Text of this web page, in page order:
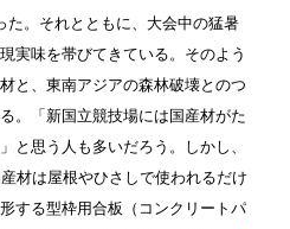
た。それとともに、大会中の猛暑
実味を帯びてきている。そのよう
と、東南アジアの森林破壊とのつ
。「新国立競技場には国産材がた
と思う人も多いだろう。しかし、
材は屋根やひさしで使われるだけ
する型枠用合板（コンクリートパ